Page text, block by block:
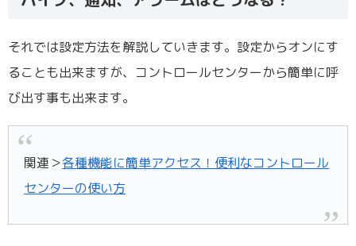
それでは設定方法を解説していきます。設定からオンにす
ることも出来ますが、コントロールセンターから簡単に呼
び出す事も出来ます。
関連＞各種機能に簡単アクセス！便利なコントロール
センターの使い方